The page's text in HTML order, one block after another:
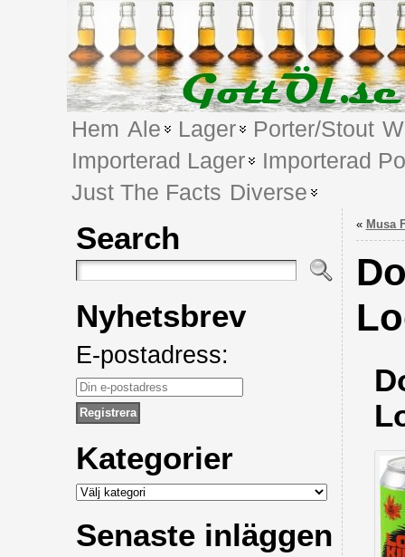
Hem Ale Lager Porter/Stout
Importerad Lager
Importerad
Just The Facts Diverse
Search
Nyhetsbrev
E-postadress:
Kategorier
Kategorier
Senaste inläggen
« Musa